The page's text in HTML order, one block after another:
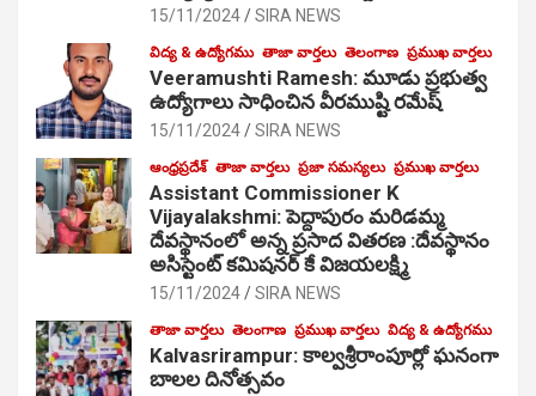
15/11/2024 SIRA NEWS
విద్య & ఉద్యోగము తాజా వార్తలు తెలంగాణ ప్రముఖ వార్తలు
Veeramushti Ramesh: మూడు ప్రభుత్వ
ఉద్యోగాలు సాధించిన వీరముష్టి రమేష్
15/11/2024 SIRA NEWS
ఆంధ్రప్రదేశ్ తాజా వార్తలు ప్రజా సమస్యలు ప్రముఖ వార్తలు
Assistant Commissioner K
Vijayalakshmi: పెద్దాపురం మరిడమ్మ
దేవస్థానంలో అన్న ప్రసాద వితరణ :దేవస్థానం
అసిస్టెంట్ కమిషనర్ కే విజయలక్ష్మి
15/11/2024 SIRA NEWS
తాజా వార్తలు తెలంగాణ ప్రముఖ వార్తలు విద్య & ఉద్యోగము
Kalvasrirampur: కాల్వశ్రీరాంపూర్లో ఘనంగా
బాలల దినోత్సవం